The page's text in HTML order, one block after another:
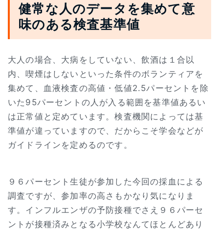
健常な人のデータを集めて意
味のある検査基準値
大人の場合、大病をしていない、飲酒は１合以
内、喫煙はしないといった条件のボランティアを
集めて、血液検査の高値・低値2.5パーセントを除
いた95パーセントの人が入る範囲を基準値あるい
は正常値と定めています。検査機関によっては基
準値が違っていますので、だからこそ学会などが
ガイドラインを定めるのです。
９６パーセント生徒が参加した今回の採血による
調査ですが、参加率の高さもかなり気になりま
す。インフルエンザの予防接種でさえ９６パーセ
ントが接種済みとなる小学校なんてほとんどあり